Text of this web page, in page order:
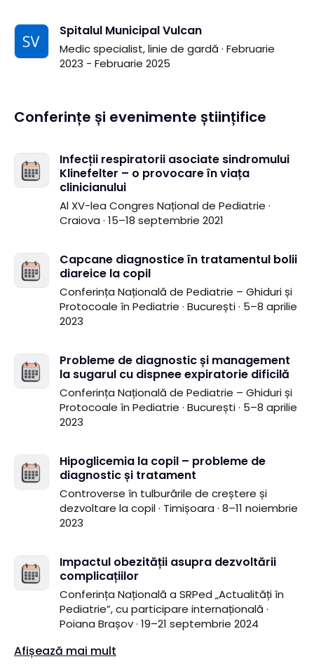
Spitalul Municipal Vulcan
Medic specialist, linie de gardă · Februarie
2023 - Februarie 2025
Conferințe și evenimente științifice
Infecții respiratorii asociate sindromului
Klinefelter – o provocare în viața
clinicianului
Al XV-lea Congres Național de Pediatrie ·
Craiova · 15–18 septembrie 2021
Capcane diagnostice în tratamentul bolii
diareice la copil
Conferința Națională de Pediatrie – Ghiduri și
Protocoale în Pediatrie · București· 5–8 aprilie
2023
Probleme de diagnostic și management
la sugarul cu dispnee expiratorie dificilă
Conferința Națională de Pediatrie – Ghiduri și
Protocoale în Pediatrie · București· 5–8 aprilie
2023
Hipoglicemia la copil – probleme de
diagnostic și tratament
Controverse în tulburările de creștere și
dezvoltare la copil· Timișoara · 8–11 noiembrie
2023
Impactul obezității asupra dezvoltării
complicațiilor
Conferința Națională a SRPed „Actualități în
Pediatrie”, cu participare internațională ·
Poiana Brașov· 19–21 septembrie 2024
Afișează mai mult